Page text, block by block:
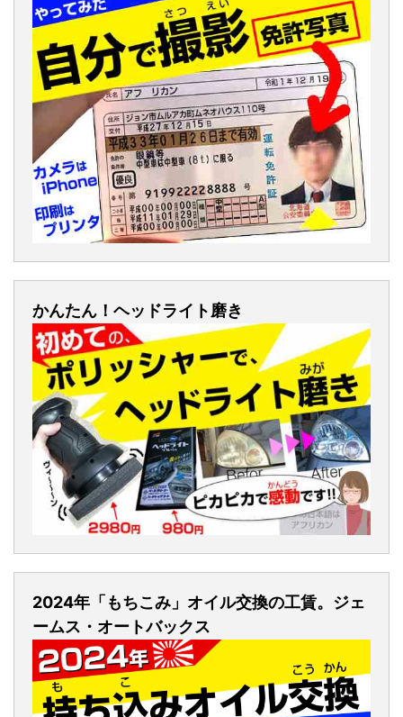
かんたん！ヘッドライト磨き
2024年「もちこみ」オイル交換の工賃。ジェ
ームス・オートバックス